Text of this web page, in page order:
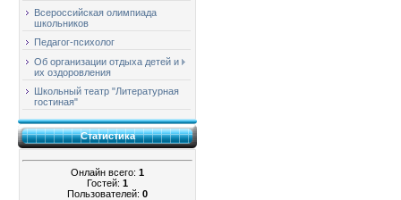
Всероссийская олимпиада
школьников
Педагог-психолог
Об организации отдыха детей и
их оздоровления
Школьный театр "Литературная
гостиная"
Статистика
Онлайн всего: 1
Гостей: 1
Пользователей: 0